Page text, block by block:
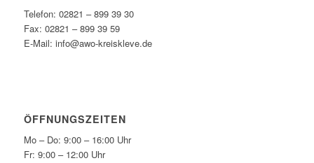
Telefon: 02821 – 899 39 30
Fax: 02821 – 899 39 59
E-Mail: info@awo-kreiskleve.de
ÖFFNUNGSZEITEN
Mo – Do: 9:00 – 16:00 Uhr
Fr: 9:00 – 12:00 Uhr